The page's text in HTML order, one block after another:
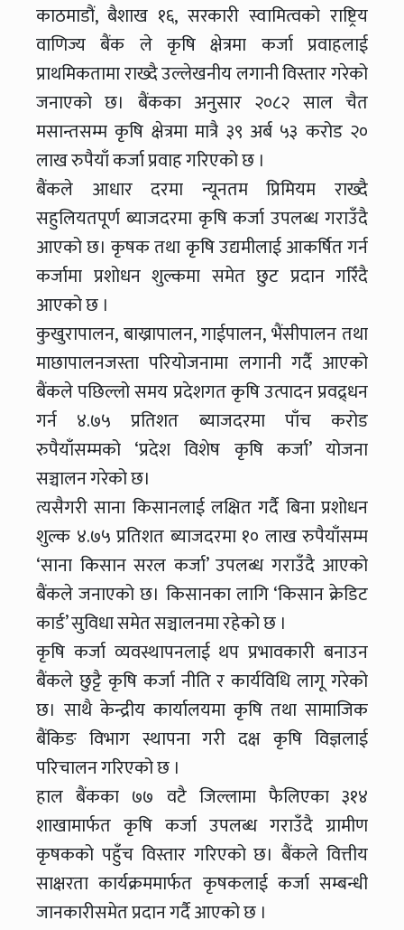
काठमाडौं, बैशाख १६, सरकारी स्वामित्वको राष्ट्रिय
वाणिज्य बैंक ले कृषि क्षेत्रमा कर्जा प्रवाहलाई
प्राथमिकतामा राख्दै उल्लेखनीय लगानी विस्तार गरेको
जनाएको छ। बैंकका अनुसार २०८२ साल चैत
मसान्तसम्म कृषि क्षेत्रमा मात्रै ३९ अर्ब ५३ करोड २०
लाख रुपैयाँ कर्जा प्रवाह गरिएको छ ।
बैंकले आधार दरमा न्यूनतम प्रिमियम राख्दै
सहुलियतपूर्ण ब्याजदरमा कृषि कर्जा उपलब्ध गराउँदै
आएको छ। कृषक तथा कृषि उद्यमीलाई आकर्षित गर्न
कर्जामा प्रशोधन शुल्कमा समेत छुट प्रदान गरिँदै
आएको छ ।
कुखुरापालन, बाख्रापालन, गाईपालन, भैंसीपालन तथा
माछापालनजस्ता परियोजनामा लगानी गर्दै आएको
बैंकले पछिल्लो समय प्रदेशगत कृषि उत्पादन प्रवद्र्धन
गर्न ४.७५ प्रतिशत ब्याजदरमा पाँच करोड
रुपैयाँसम्मको ‘प्रदेश विशेष कृषि कर्जा’ योजना
सञ्चालन गरेको छ।
त्यसैगरी साना किसानलाई लक्षित गर्दै बिना प्रशोधन
शुल्क ४.७५ प्रतिशत ब्याजदरमा १० लाख रुपैयाँसम्म
‘साना किसान सरल कर्जा’ उपलब्ध गराउँदै आएको
बैंकले जनाएको छ। किसानका लागि ‘किसान क्रेडिट
कार्ड’ सुविधा समेत सञ्चालनमा रहेको छ ।
कृषि कर्जा व्यवस्थापनलाई थप प्रभावकारी बनाउन
बैंकले छुट्टै कृषि कर्जा नीति र कार्यविधि लागू गरेको
छ। साथै केन्द्रीय कार्यालयमा कृषि तथा सामाजिक
बैंकिङ विभाग स्थापना गरी दक्ष कृषि विज्ञलाई
परिचालन गरिएको छ ।
हाल बैंकका ७७ वटै जिल्लामा फैलिएका ३१४
शाखामार्फत कृषि कर्जा उपलब्ध गराउँदै ग्रामीण
कृषकको पहुँच विस्तार गरिएको छ। बैंकले वित्तीय
साक्षरता कार्यक्रममार्फत कृषकलाई कर्जा सम्बन्धी
जानकारीसमेत प्रदान गर्दै आएको छ ।